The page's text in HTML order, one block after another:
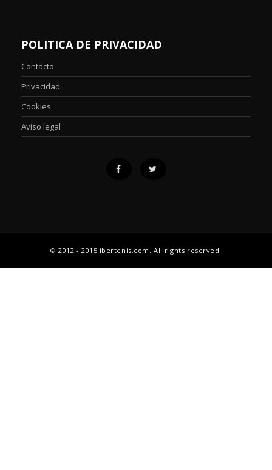
POLITICA DE PRIVACIDAD
Contacto
Privacidad
Cookies
Aviso legal
© 2012 - 2015 ibertenis.com. All rights reserved.